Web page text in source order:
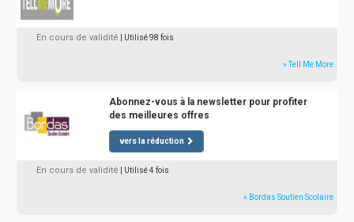
En cours de validité | Utilisé 98 fois
» Tell Me More
Abonnez-vous à la newsletter pour profiter
des meilleures offres
vers la réduction
En cours de validité | Utilisé 4 fois
» Bordas Soutien Scolaire